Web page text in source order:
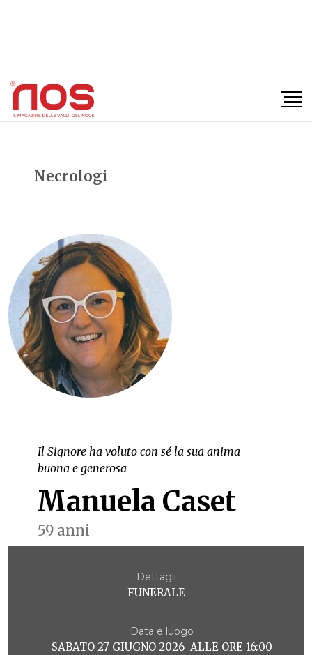
Necrologi
Il Signore ha voluto con sé la sua anima
buona e generosa
Manuela Caset
59 anni
Dettagli
FUNERALE
Data e luogo
SABATO 27 GIUGNO 2026 ALLE ORE 16:00